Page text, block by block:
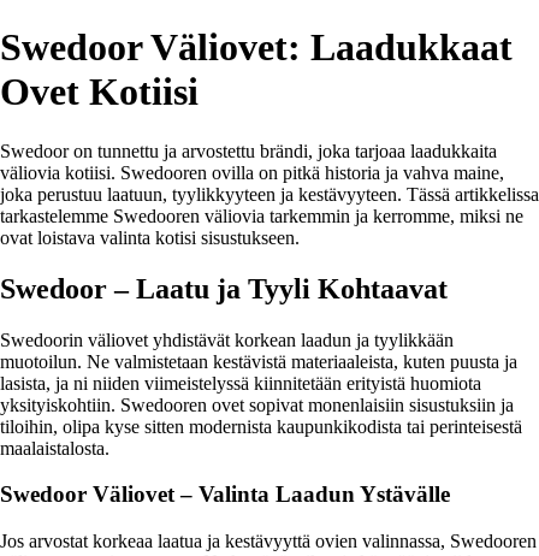
Swedoor Väliovet: Laadukkaat
Ovet Kotiisi
Swedoor on tunnettu ja arvostettu brändi, joka tarjoaa laadukkaita
väliovia kotiisi. Swedooren ovilla on pitkä historia ja vahva maine,
joka perustuu laatuun, tyylikkyyteen ja kestävyyteen. Tässä artikkelissa
tarkastelemme Swedooren väliovia tarkemmin ja kerromme, miksi ne
ovat loistava valinta kotisi sisustukseen.
Swedoor – Laatu ja Tyyli Kohtaavat
Swedoorin väliovet yhdistävät korkean laadun ja tyylikkään
muotoilun. Ne valmistetaan kestävistä materiaaleista, kuten puusta ja
lasista, ja ni niiden viimeistelyssä kiinnitetään erityistä huomiota
yksityiskohtiin. Swedooren ovet sopivat monenlaisiin sisustuksiin ja
tiloihin, olipa kyse sitten modernista kaupunkikodista tai perinteisestä
maalaistalosta.
Swedoor Väliovet – Valinta Laadun Ystävälle
Jos arvostat korkeaa laatua ja kestävyyttä ovien valinnassa, Swedooren